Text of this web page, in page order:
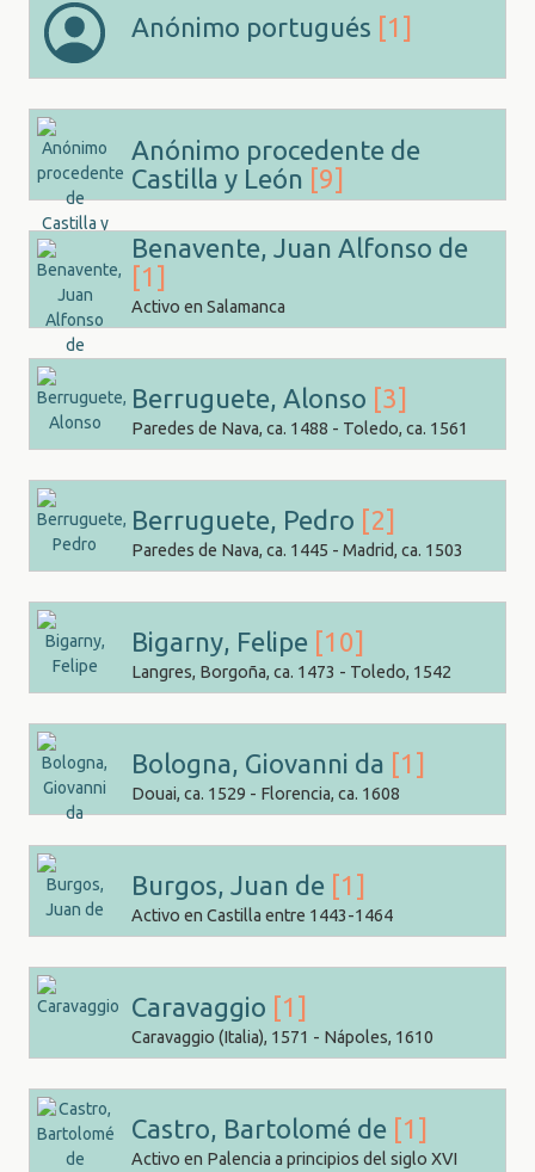
Anónimo portugués [1]
Anónimo procedente de
Castilla y León [9]
Benavente, Juan Alfonso de
[1]
Activo en Salamanca
Berruguete, Alonso [3]
Paredes de Nava, ca. 1488 - Toledo, ca. 1561
Berruguete, Pedro [2]
Paredes de Nava, ca. 1445 - Madrid, ca. 1503
Bigarny, Felipe [10]
Langres, Borgoña, ca. 1473 - Toledo, 1542
Bologna, Giovanni da [1]
Douai, ca. 1529 - Florencia, ca. 1608
Burgos, Juan de [1]
Activo en Castilla entre 1443-1464
Caravaggio [1]
Caravaggio (Italia), 1571 - Nápoles, 1610
Castro, Bartolomé de [1]
Activo en Palencia a principios del siglo XVI